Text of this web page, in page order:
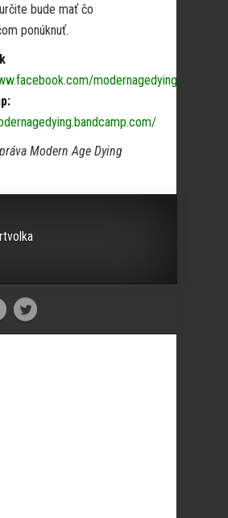
bude mať čo
ponúknuť.
modernagedying
Modern Age Dying